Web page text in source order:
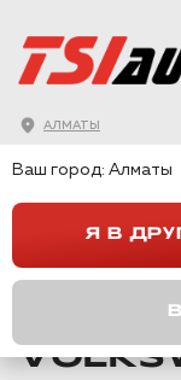
АЛМАТЫ
ПРАВИЛЬНАЯ
Ваш город: Алматы
Я В